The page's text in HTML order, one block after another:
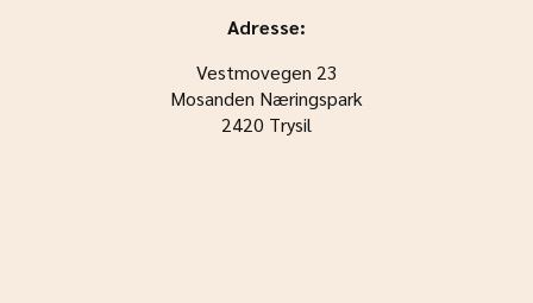
Adresse:
Vestmovegen 23
Mosanden Næringspark
2420 Trysil